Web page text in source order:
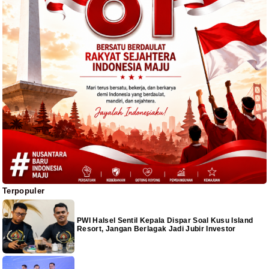
Terpopuler
PWI Halsel Sentil Kepala Dispar Soal Kusu Island
Resort, Jangan Berlagak Jadi Jubir Investor